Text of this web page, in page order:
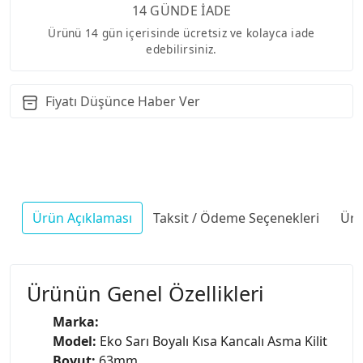
14 GÜNDE İADE
Ürünü 14 gün içerisinde ücretsiz ve kolayca iade
edebilirsiniz.
Fiyatı Düşünce Haber Ver
Ürün Açıklaması Taksit / Ödeme Seçenekleri
Ürünün Genel Özellikleri
Marka:
Model: Eko Sarı Boyalı Kısa Kancalı Asma Kilit